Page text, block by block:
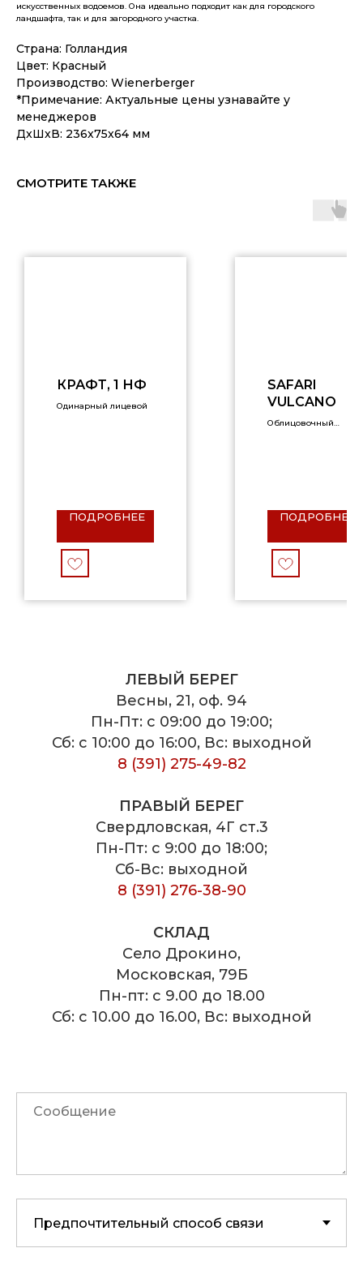
искусственных водоемов. Она идеально подходит как для городского
ландшафта, так и для загородного участка.
Страна: Голландия
Цвет: Красный
Производство: Wienerberger
*Примечание: Актуальные цены узнавайте у
менеджеров
ДxШxВ: 236x75x64 мм
СМОТРИТЕ ТАКЖЕ
КРАФТ, 1 НФ
Одинарный лицевой
ПОДРОБНЕЕ
SAFARI
VULCANO
Облицовочный
ПОДРОБНЕЕ
ЛЕВЫЙ БЕРЕГ
Весны, 21, оф. 94
Пн-Пт: с 09:00 до 19:00;
Сб: с 10:00 до 16:00, Вс: выходной
8 (391) 275-49-82
ПРАВЫЙ БЕРЕГ
Свердловская, 4Г ст.3
Пн-Пт: с 9:00 до 18:00;
Сб-Вс: выходной
8 (391) 276-38-90
СКЛАД
Село Дрокино,
Московская, 79Б
Пн-пт: с 9.00 до 18.00
Сб: с 10.00 до 16.00, Вс: выходной